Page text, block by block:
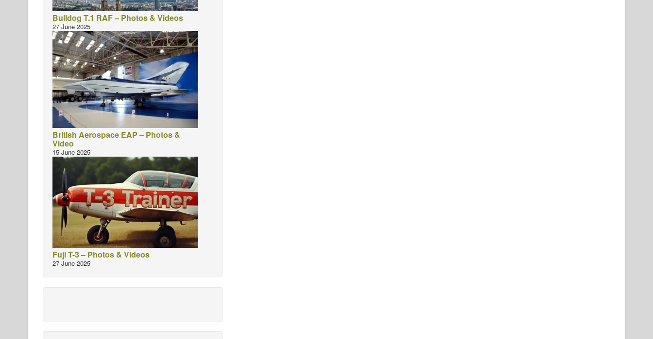
Bulldog T.1 RAF – Photos & Videos
27 June 2025
British Aerospace EAP – Photos &
Video
15 June 2025
Fuji T-3 – Photos & Videos
27 June 2025